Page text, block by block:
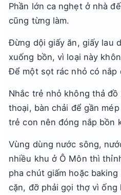
Phần lớn ca nghẹt ở nhà
cũng từng làm.
Đừng dội giấy ăn, giấy lau
xuống bồn, vì loại này
Để một sọt rác nhỏ có nắp
Nhắc trẻ nhỏ không thả
thoại, bàn chải để gần
trẻ con nên đóng nắp bồn
Vùng dùng nước sông,
nhiều khu ở Ô Môn thì
pha chút giấm hoặc
cặn, đỡ phải gọi thợ vì ống